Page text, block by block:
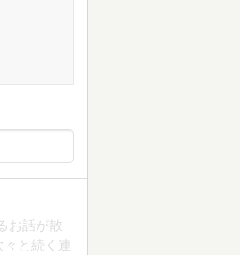
お話が散
と続く連